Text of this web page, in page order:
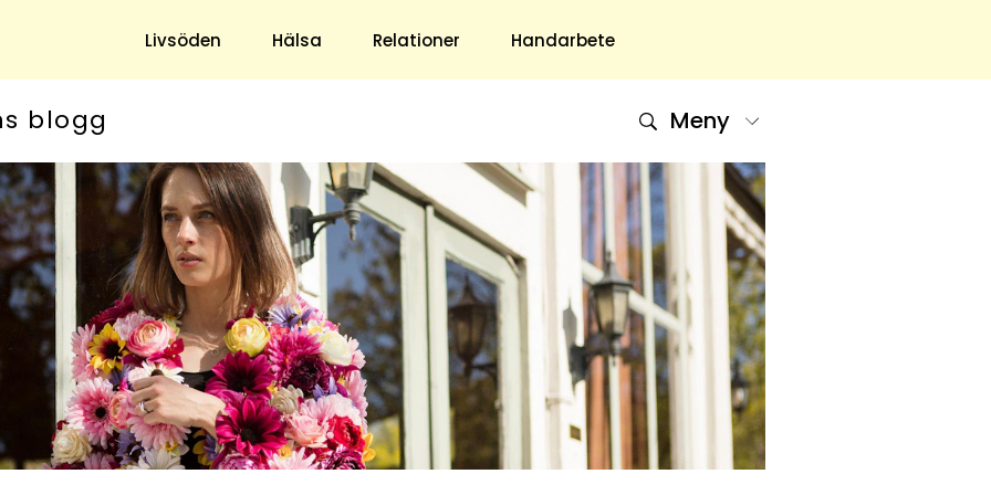
Livsöden Hälsa Relationer Handarbete
& Trädgård
Hushåll
Ekonomi
Mat & Dryck
& Antikt
DIY - Gör Det Själv
Underhållning
Nöje
TV
Horoskop
Quiz
Om Oss
Om Oss & Kontakt
Tidningar Hos Allas.se
Nyhetsbrev
Om Cookies
Integritetspolicy
Skapa Konto
Hantera Preferenser
blogg Meny